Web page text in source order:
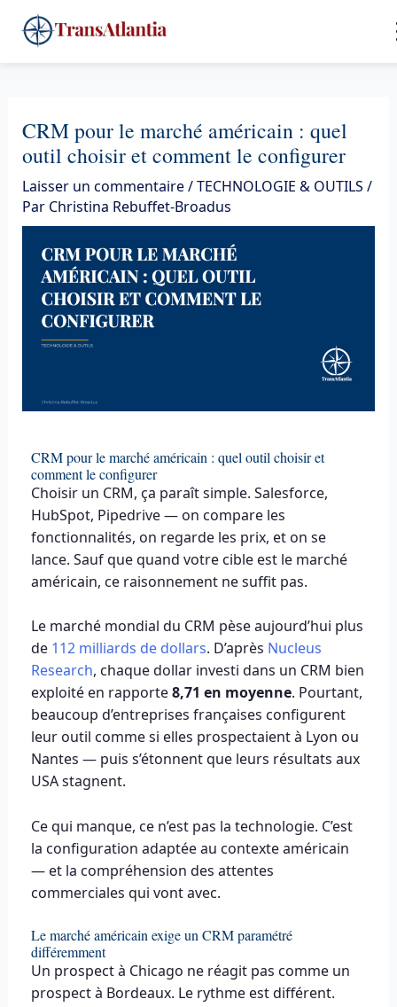
au
contenu
CRM pour le marché américain : quel
outil choisir et comment le configurer
Laisser un commentaire/TECHNOLOGIE & OUTILS /
Par Christina Rebuffet-Broadus
CRM pour le marché américain : quel outil choisir et
comment le configurer
Choisir un CRM, ça paraît simple. Salesforce,
HubSpot, Pipedrive — on compare les
fonctionnalités, on regarde les prix, et on se
lance. Sauf que quand votre cible est le marché
américain, ce raisonnement ne suffit pas.
Le marché mondial du CRM pèse aujourd’hui plus
de 112 milliards de dollars. D’après Nucleus
Research, chaque dollar investi dans un CRM bien
exploité en rapporte8,71 en moyenne. Pourtant,
beaucoup d’entreprises françaises configurent
leur outil comme si elles prospectaient à Lyon ou
Nantes — puis s’étonnent que leurs résultats aux
USA stagnent.
Ce qui manque, ce n’est pas la technologie. C’est
la configuration adaptée au contexte américain
— et la compréhension des attentes
commerciales qui vont avec.
Le marché américain exige un CRM paramétré
différemment
Un prospect à Chicago ne réagit pas comme un
prospect à Bordeaux. Le rythme est différent.